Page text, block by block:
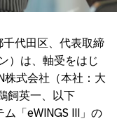
代田区、代表取締
）は、軸受をはじ
株式会社（本社：大
飼英一、以下
「eWINGS III」の